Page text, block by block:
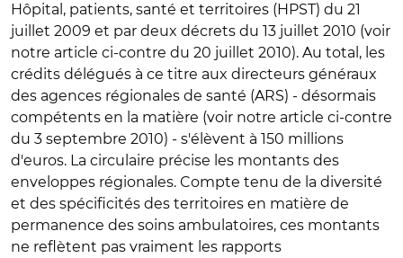
Hôpital, patients, santé et territoires (HPST) du 21
juillet 2009 et par deux décrets du 13 juillet 2010 (voir
notre article ci-contre du 20 juillet 2010). Au total, les
crédits délégués à ce titre aux directeurs généraux
des agences régionales de santé (ARS) - désormais
compétents en la matière (voir notre article ci-contre
du 3 septembre 2010) - s'élèvent à 150 millions
d'euros. La circulaire précise les montants des
enveloppes régionales. Compte tenu de la diversité
et des spécificités des territoires en matière de
permanence des soins ambulatoires, ces montants
ne reflètent pas vraiment les rapports